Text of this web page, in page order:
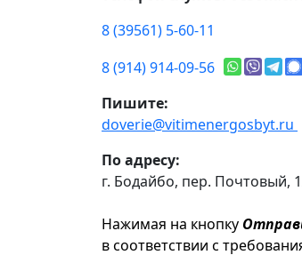
8 (39561) 5-60-11
8 (914) 914-09-56
Пишите:
doverie@vitimenergosbyt.ru
По адресу:
г. Бодайбо, пер. Почтовый,
Нажимая на кнопку
в соответствии с